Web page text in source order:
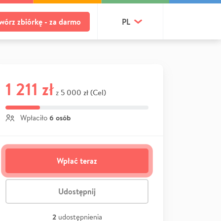
zbiórkę - za darmo PL
1 211 zł z 5 000 zł (Cel)
Wpłaciło 6 osób
Wpłać teraz
Udostępnij
2 udostępnienia